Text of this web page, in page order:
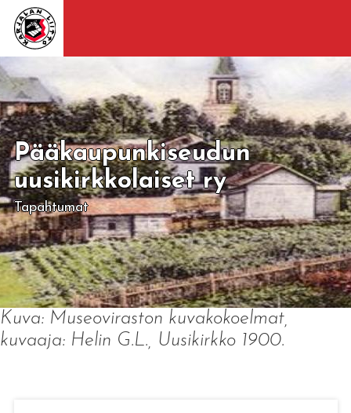
Pääkaupunkiseudun
uusikirkkolaiset ry
Tapahtumat
Kuva: Museoviraston kuvakokoelmat,
kuvaaja: Helin G.L., Uusikirkko 1900.